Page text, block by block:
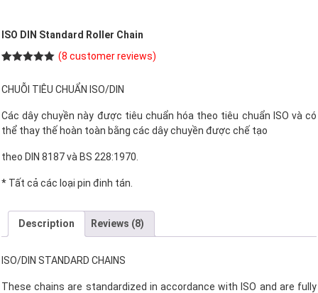
ISO DIN Standard Roller Chain
out of 5
based on
ratings
(8 customer reviews)
CHUỖI TIÊU CHUẨN ISO/DIN
Các dây chuyền này được tiêu chuẩn hóa theo tiêu chuẩn ISO và có
thể thay thế hoàn toàn bằng các dây chuyền được chế tạo
theo DIN 8187 và BS 228:1970.
* Tất cả các loại pin đinh tán.
Description Reviews (8)
ISO/DIN STANDARD CHAINS
These chains are standardized in accordance with ISO and are fully